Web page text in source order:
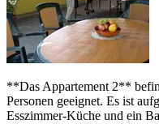
**Das Appartement 2**
Personen geeignet. Es ist
Esszimmer-Küche und ein